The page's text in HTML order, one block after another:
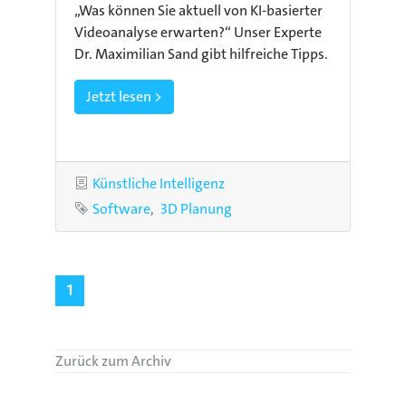
„Was können Sie aktuell von KI-basierter
Videoanalyse erwarten?“ Unser Experte
Dr. Maximilian Sand gibt hilfreiche Tipps.
Jetzt lesen >
Kategorie
Künstliche Intelligenz
Schlagworte
Software 3D Planung
1
Zurück zum Archiv